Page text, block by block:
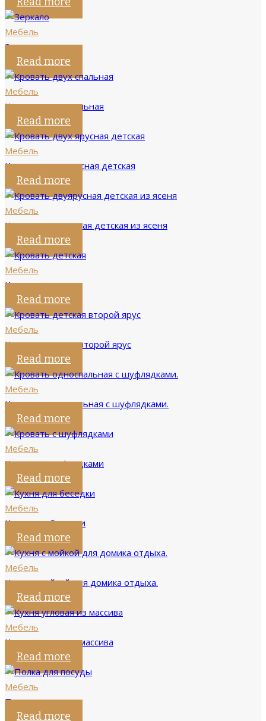
Мебель
Зеркало
Read more
Мебель
Кровать двух спальная
Read more
Мебель
Кровать двух ярусная детская
Read more
Мебель
Кровать двуярусная детская из ясеня
Read more
Мебель
Кровать детская
Read more
Мебель
Кровать детская второй ярус
Read more
Мебель
Кровать односпальная с шуфлядками.
Read more
Мебель
Кровать с шуфлядками
Read more
Мебель
Кухня для беседки
Read more
Мебель
Кухня с мойкой для домика отдыха.
Read more
Мебель
Кухня угловая из массива
Read more
Мебель
Полка для посуды
Read more